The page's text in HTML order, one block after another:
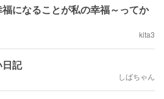
福になることが私の幸福～ってか
kita3
記
しばちゃん